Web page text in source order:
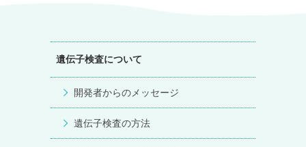
遺伝子検査について
開発者からのメッセージ
遺伝子検査の方法